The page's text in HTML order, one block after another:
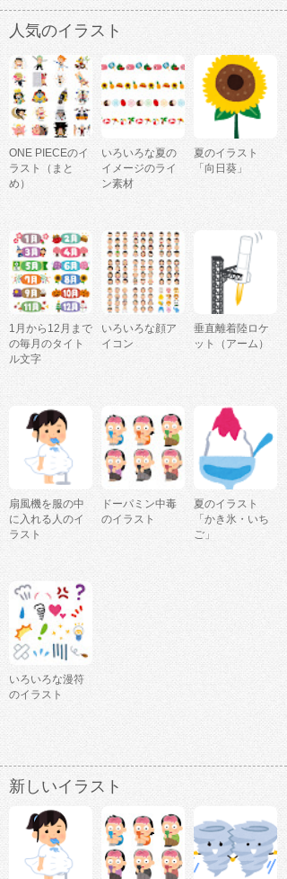
人気のイラスト
ONE PIECEのイ
ラスト（まと
め）
いろいろな夏の
イメージのライ
ン素材
夏のイラスト
「向日葵」
1月から12月まで
の毎月のタイト
ル文字
いろいろな顔ア
イコン
垂直離着陸ロケ
ット（アーム）
扇風機を服の中
に入れる人のイ
ラスト
ドーパミン中毒
のイラスト
夏のイラスト
「かき氷・いち
ご」
いろいろな漫符
のイラスト
新しいイラスト